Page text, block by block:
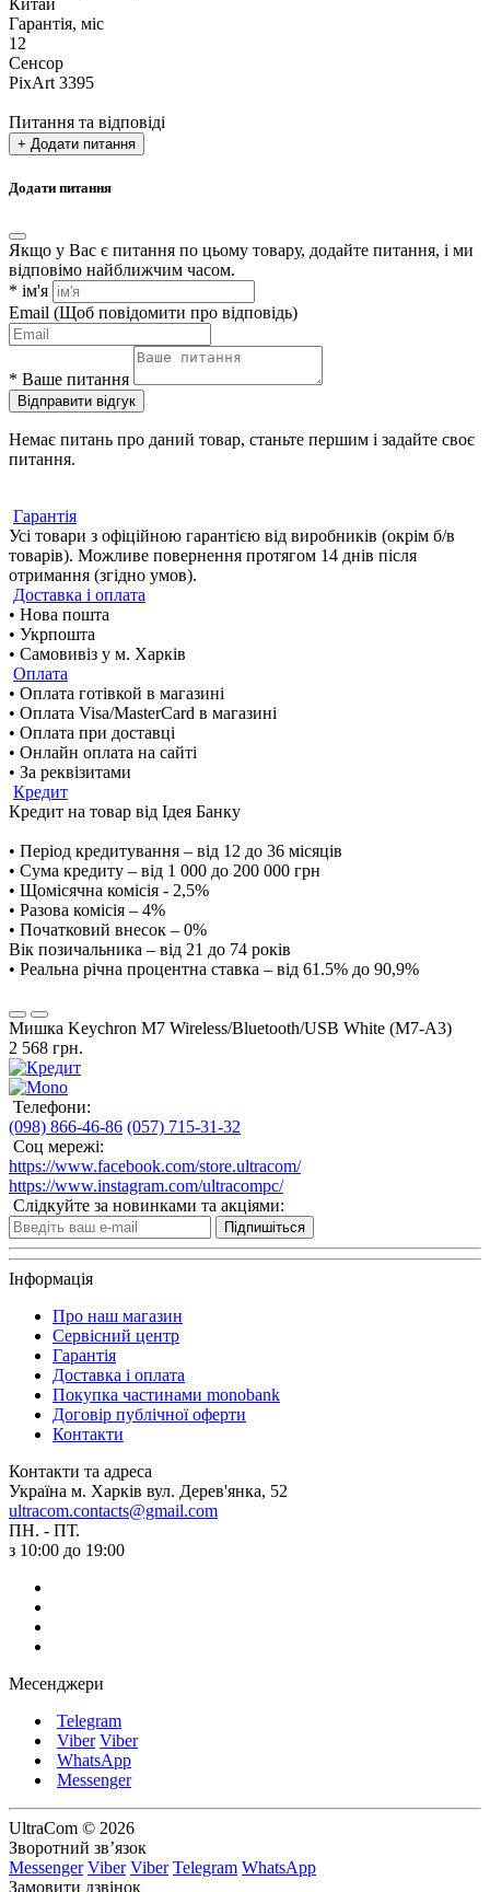
Гарантія, міс
12
Сенсор
PixArt 3395
Питання та відповіді
+ Додати питання
Додати питання
Якщо у Вас є питання по цьому товару, додайте питання, і ми
відповімо найближчим часом.
* ім'я
Email (Щоб повідомити про відповідь)
* Ваше питання
Відправити відгук
Немає питань про даний товар, станьте першим і задайте своє
питання.
Гарантія
Усі товари з офіційною гарантією від виробників (окрім б/в
товарів). Можливе повернення протягом 14 днів після
отримання (згідно умов).
Доставка і оплата
• Нова пошта
• Укрпошта
• Самовивіз у м. Харків
Оплата
• Оплата готівкой в магазині
• Оплата Visa/MasterCard в магазині
• Оплата при доставці
• Онлайн оплата на сайті
• За реквізитами
Кредит
Кредит на товар від Ідея Банку
• Період кредитування – від 12 до 36 місяців
• Сума кредиту – від 1 000 до 200 000 грн
• Щомісячна комісія - 2,5%
• Разова комісія – 4%
• Початковий внесок – 0%
Вік позичальника – від 21 до 74 років
• Реальна річна процентна ставка – від 61.5% до 90,9%
Мишка Keychron M7 Wireless/Bluetooth/USB White (M7-A3)
2 568 грн.
Телефони:
(098) 866-46-86 (057) 715-31-32
Соц мережі:
https://www.facebook.com/store.ultracom/
https://www.instagram.com/ultracompc/
Слідкуйте за новинками та акціями:
Підпишіться
Інформація
Про наш магазин
Сервісний центр
Гарантія
Доставка і оплата
Покупка частинами monobank
Договір публічної оферти
Контакти
Контакти та адреса
Україна м. Харків вул. Дерев'янка, 52
ultracom.contacts@gmail.com
ПН. - ПТ.
з 10:00 до 19:00
Месенджери
Telegram
Viber Viber
WhatsApp
Messenger
UltraCom © 2026
Зворотний зв’язок
Messenger Viber Viber Telegram WhatsApp
Замовити дзвінок